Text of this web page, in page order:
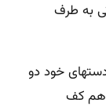
به طرف
خود دو
هم کف